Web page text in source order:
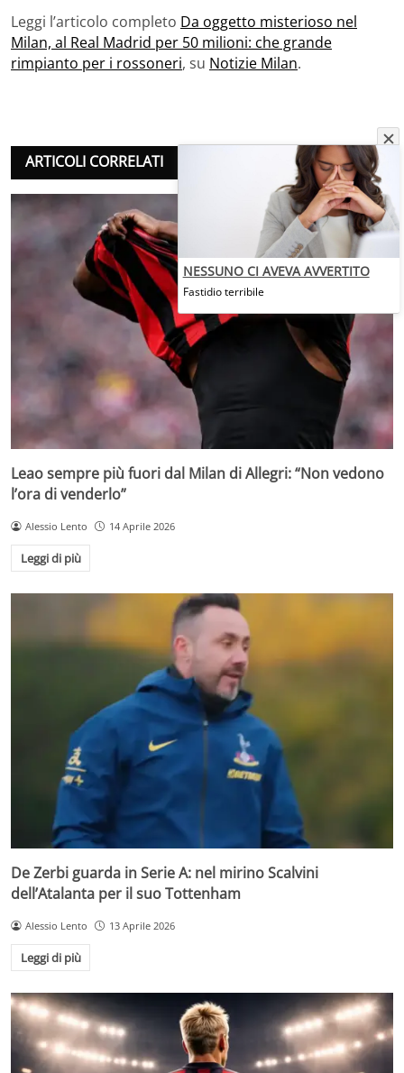
Leggi l’articolo completo Da oggetto misterioso nel
Milan, al Real Madrid per 50 milioni: che grande
rimpianto per i rossoneri, su Notizie Milan.
ARTICOLI CORRELATI
Leao sempre più fuori dal Milan di Allegri: “Non vedono
l’ora di venderlo”
Alessio Lento 14 Aprile 2026
Leggi di più
De Zerbi guarda in Serie A: nel mirino Scalvini
dell’Atalanta per il suo Tottenham
Alessio Lento 13 Aprile 2026
Leggi di più
NESSUNO CI AVEVA AVVERTITO
Fastidio terribile